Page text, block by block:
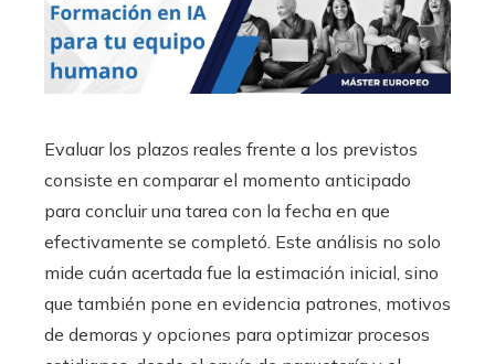
Evaluar los plazos reales frente a los previstos
consiste en comparar el momento anticipado
para concluir una tarea con la fecha en que
efectivamente se completó. Este análisis no solo
mide cuán acertada fue la estimación inicial, sino
que también pone en evidencia patrones, motivos
de demoras y opciones para optimizar procesos